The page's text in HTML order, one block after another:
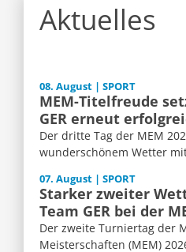
Aktuelles
08. August | SPORT
MEM-Titelfreude
GER erneut
Der dritte Tag der MEM
wunderschönem Wetter
07. August | SPORT
Starker zweiter
Team GER bei der
Der zweite Turniertag der
Meisterschaften (MEM)